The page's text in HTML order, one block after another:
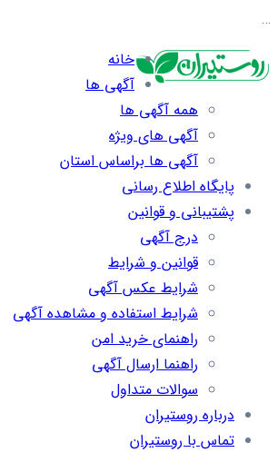
…
خانه
آگهی ها
همه آگهی ها
آگهی های ویژه
آگهی ها براساس استان
پایگاه اطلاع رسانی
پشتیبانی و قوانین
درج آگهی
قوانین و شرایط
شرایط عکس آگهی
شرایط استفاده و مشاهده آگهی
راهنمای خرید امن
راهنما ارسال آگهی
سوالات متداول
درباره روستیران
تماس با روستیران